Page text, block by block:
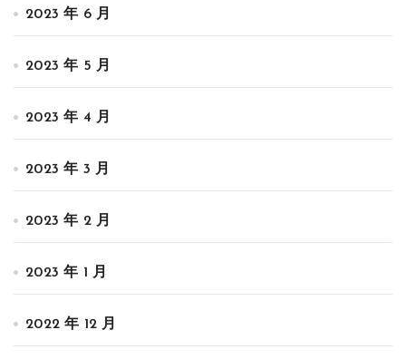
2023 年 6 月
2023 年 5 月
2023 年 4 月
2023 年 3 月
2023 年 2 月
2023 年 1 月
2022 年 12 月